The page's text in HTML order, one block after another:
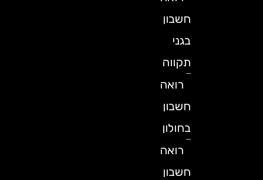
חשבון
תקווה
רואה
חשבון
בחולון
רואה
חשבון